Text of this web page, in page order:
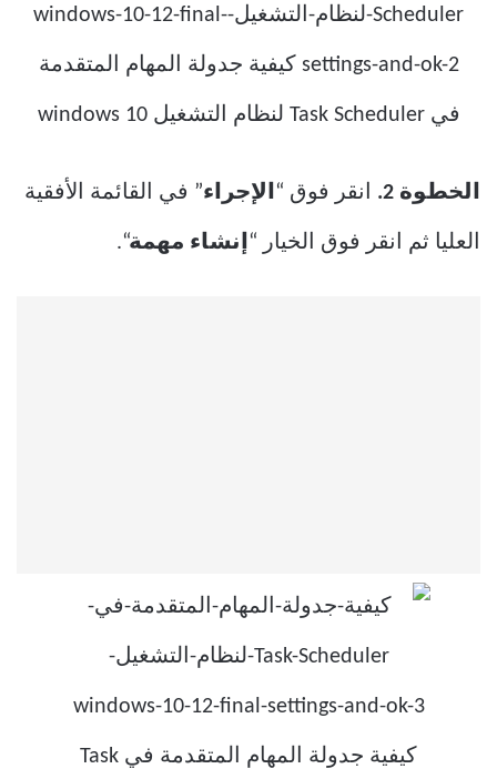
الخطوة 2. انقر فوق “الإجراء” في القائمة الأفقية
العليا ثم انقر فوق الخيار “إنشاء مهمة“.